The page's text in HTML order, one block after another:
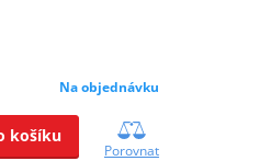
Na objednávku
košíku
Porovnat